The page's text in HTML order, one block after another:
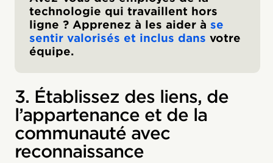
technologie qui travaillent hors
ligne ? Apprenez à les aider à se
sentir valorisés et inclus dans votre
équipe.
3. Établissez des liens, de
l’appartenance et de la
communauté avec
reconnaissance